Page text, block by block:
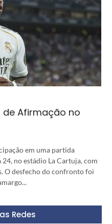
de Afirmação no
em uma partida
no estádio La Cartuja, com
O desfecho do confronto foi
Redes